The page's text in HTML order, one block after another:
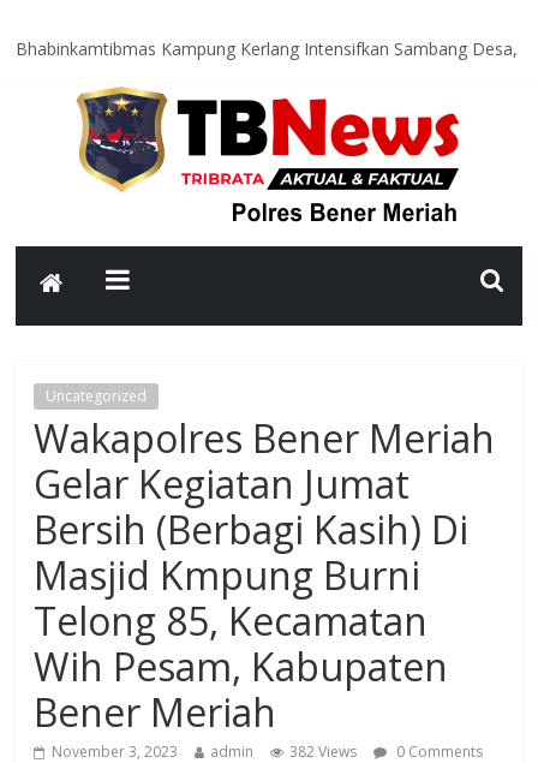
Bhabinkamtibmas Kampung Kerlang Intensifkan Sambang Desa,
Polsek Bandar Gelar Bakti Sosial Sambut HUT ke-81
Kemerdekaan RI, Bersihkan Meunasah An-Nur Bersama Warga
Satlantas Polres Bener Meriah Intensifkan Patroli Malam, Cegah
Balap Liar dan Tekan Angka Kecelakaan
Asah Kemampuan Personel, Polres Bener Meriah Gelar Latihan
Guantibmas, Warga Diimbau Jaga Keamanan Bersama
Uncategorized
Wakapolres Bener Meriah
Gelar Kegiatan Jumat
Bersih (Berbagi Kasih) Di
Masjid Kmpung Burni
Telong 85, Kecamatan
Wih Pesam, Kabupaten
Bener Meriah
November 3, 2023 admin 382 Views 0 Comments